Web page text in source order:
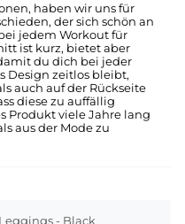
haben wir uns für
der sich schön an
jedem Workout für
ist kurz, bietet aber
du dich bei jeder
Design zeitlos bleibt,
auch auf der Rückseite
diese zu auffällig
Produkt viele Jahre lang
aus der Mode zu
- Black